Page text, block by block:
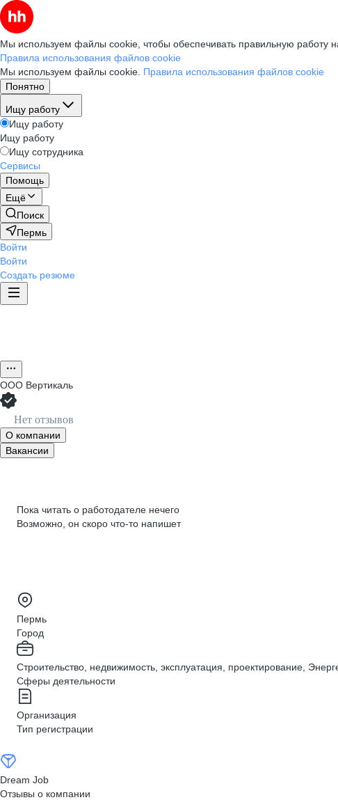
Мы используем файлы cookie, чтобы обеспечивать правильную работу
Правила использования файлов cookie
Мы используем файлы cookie. Правила использования файлов cookie
Понятно
Ищу работу
Ищу работу
Ищу работу
Ищу сотрудника
Сервисы
Помощь
Ещё
Поиск
Пермь
Войти
Войти
Создать резюме
ООО Вертикаль
Нет отзывов
О компании
Вакансии
Пока читать о работодателе нечего
Возможно, он скоро что‑то напишет
Пермь
Город
Строительство, недвижимость, эксплуатация, проектирование,
Сферы деятельности
Организация
Тип регистрации
Dream Job
Отзывы о компании